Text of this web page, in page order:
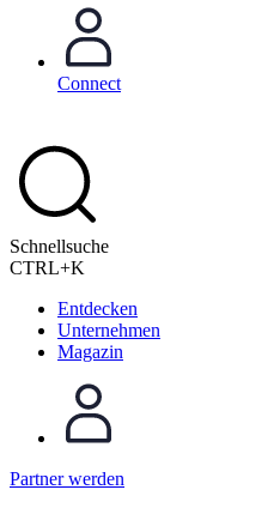
Connect
Schnellsuche
CTRL+K
Entdecken
Unternehmen
Magazin
Partner werden